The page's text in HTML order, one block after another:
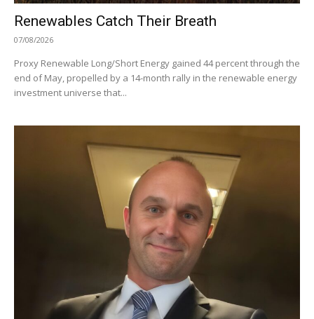
Renewables Catch Their Breath
07/08/2026
Proxy Renewable Long/Short Energy gained 44 percent through the
end of May, propelled by a 14-month rally in the renewable energy
investment universe that...